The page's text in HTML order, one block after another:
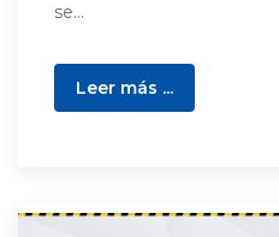
se...
Leer más ...